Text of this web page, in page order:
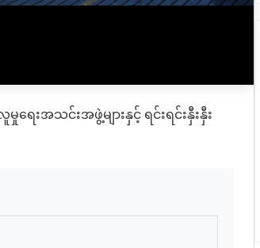
ရေးအသင်းအဖွဲ့များနှင့် ရင်းရင်းနှီးနှီး